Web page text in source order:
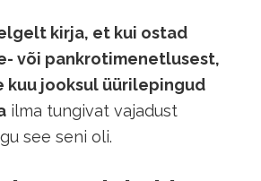
kirja, et kui ostad
või pankrotimenetlusest,
kuu jooksul üürilepingud
ilma tungivat vajadust
see seni oli.